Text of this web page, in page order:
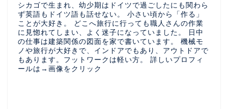
シカゴで生まれ、幼少期はドイツで過ごしたにも関わら
ず英語もドイツ語も話せない。 小さい頃から「作る」
ことが大好き。 どこへ旅行に行っても職人さんの作業
に見惚れてしまい、よく迷子になっていました。 日中
の仕事は建築関係の図面を家で書いています。 機械モ
ノや旅行が大好きで、インドアでもあり、アウトドアで
もあります。フットワークは軽い方。 詳しいプロフィ
ールは→画像をクリック